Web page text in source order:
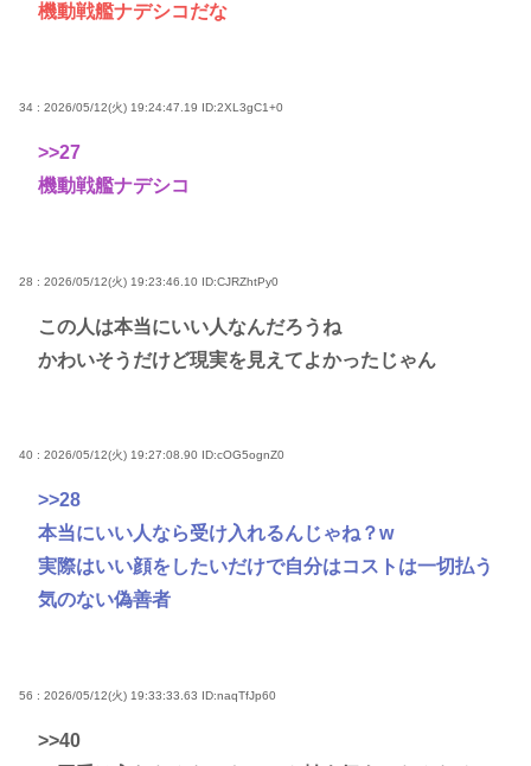
機動戦艦ナデシコだな
34 : 2026/05/12(火) 19:24:47.19 ID:2XL3gC1+0
>>27
機動戦艦ナデシコ
28 : 2026/05/12(火) 19:23:46.10 ID:CJRZhtPy0
この人は本当にいい人なんだろうね
かわいそうだけど現実を見えてよかったじゃん
40 : 2026/05/12(火) 19:27:08.90 ID:cOG5ognZ0
>>28
本当にいい人なら受け入れるんじゃね？w
実際はいい顔をしたいだけで自分はコストは一切払う
気のない偽善者
56 : 2026/05/12(火) 19:33:33.63 ID:naqTfJp60
>>40